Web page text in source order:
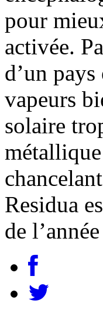
pour
activée.
d’un
vapeurs
solaire
Residua
de